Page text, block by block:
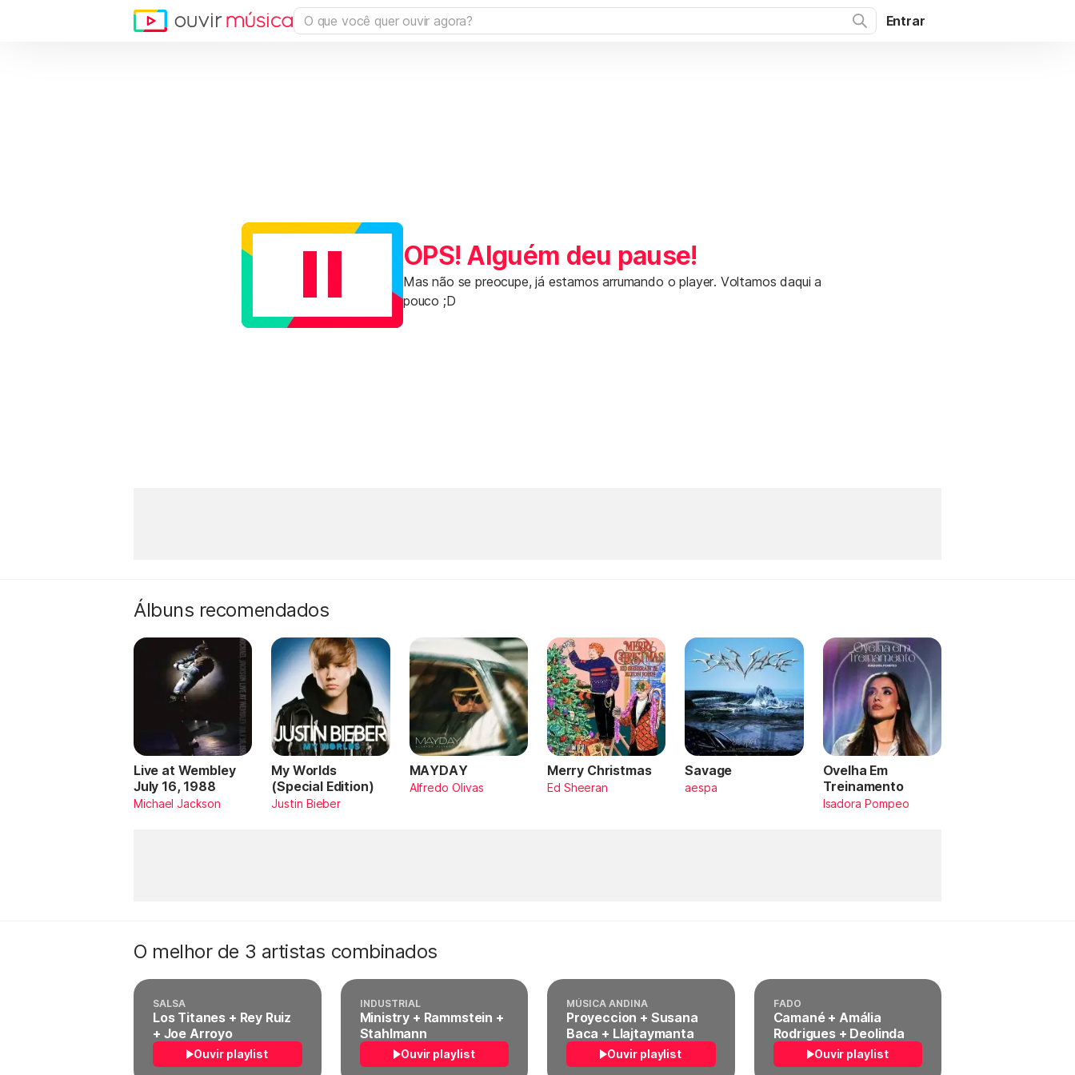
Entrar
OPS! Alguém deu pause!
Mas não se preocupe, já estamos arrumando o player. Voltamos daqui a
pouco ;D
Álbuns recomendados
Live at Wembley
July 16, 1988
Michael Jackson
My Worlds
(Special Edition)
Justin Bieber
MAYDAY
Alfredo Olivas
Merry Christmas
Ed Sheeran
Savage
aespa
Ovelha Em
Treinamento
Isadora Pompeo
O melhor de 3 artistas combinados
SALSA
Los Titanes + Rey Ruiz
+ Joe Arroyo
Ouvir playlist
INDUSTRIAL
Ministry + Rammstein +
Stahlmann
Ouvir playlist
MÚSICA ANDINA
Proyeccion + Susana
Baca + Llajtaymanta
Ouvir playlist
FADO
Camané + Amália
Rodrigues + Deolinda
Ouvir playlist